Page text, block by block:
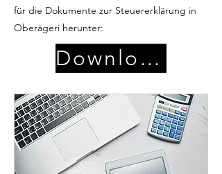
für die Dokumente zur Steuererklärung in
Oberägeri herunter:
Download